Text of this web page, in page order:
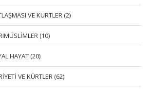
VE KÜRTLER (2)
(10)
HAYAT (20)
VE KÜRTLER (62)